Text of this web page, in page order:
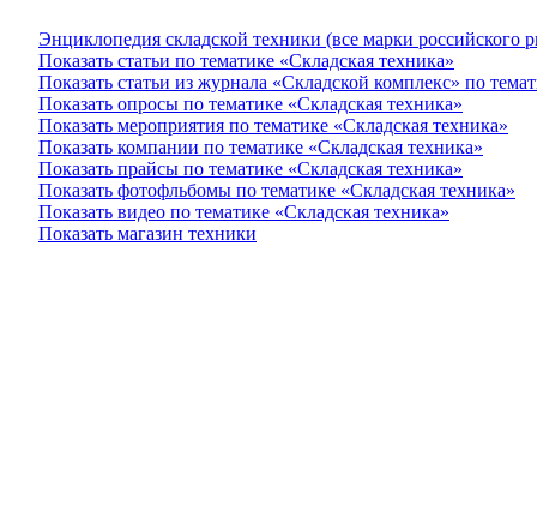
Энциклопедия складской техники (все марки российского
Показать статьи по тематике «Складская техника»
Показать статьи из журнала «Складской комплекс» по
Показать опросы по тематике «Складская техника»
Показать мероприятия по тематике «Складская техника»
Показать компании по тематике «Складская техника»
Показать прайсы по тематике «Складская техника»
Показать фотофльбомы по тематике «Складская техника»
Показать видео по тематике «Складская техника»
Показать магазин техники